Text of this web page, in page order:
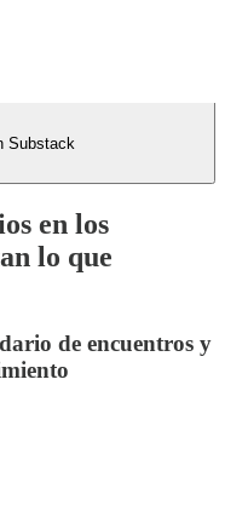
Substack
en los
lo que
de encuentros y